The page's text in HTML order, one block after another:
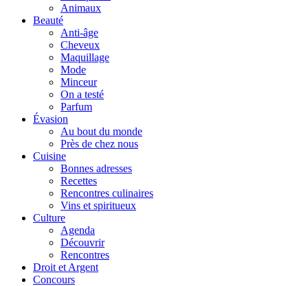
Animaux
Beauté
Anti-âge
Cheveux
Maquillage
Mode
Minceur
On a testé
Parfum
Évasion
Au bout du monde
Près de chez nous
Cuisine
Bonnes adresses
Recettes
Rencontres culinaires
Vins et spiritueux
Culture
Agenda
Découvrir
Rencontres
Droit et Argent
Concours